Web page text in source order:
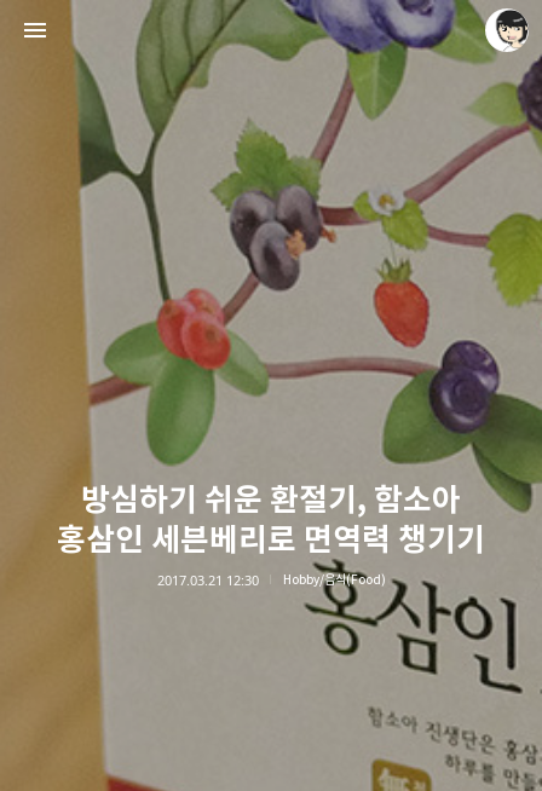
방심하기 쉬운 환절기, 함소아
홍삼인 세븐베리로 면역력 챙기기
2017.03.21 12:30 Hobby/음식(Food)
레이니아